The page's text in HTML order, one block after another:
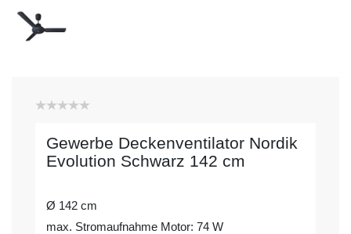
Gewerbe Deckenventilator Nordik
Evolution Schwarz 142 cm
Ø 142 cm
max. Stromaufnahme Motor: 74 W